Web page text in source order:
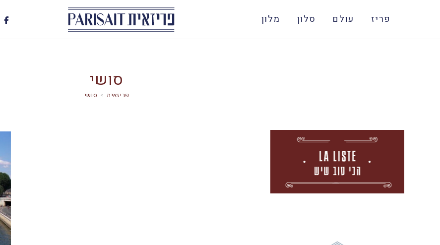
פריז עולם סלון מלון
סושי
> סושי